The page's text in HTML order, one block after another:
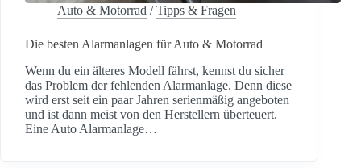
Auto & Motorrad /Tipps & Fragen
Die besten Alarmanlagen für Auto & Motorrad
Wenn du ein älteres Modell fährst, kennst du sicher
das Problem der fehlenden Alarmanlage. Denn diese
wird erst seit ein paar Jahren serienmäßig angeboten
und ist dann meist von den Herstellern überteuert.
Eine Auto Alarmanlage…